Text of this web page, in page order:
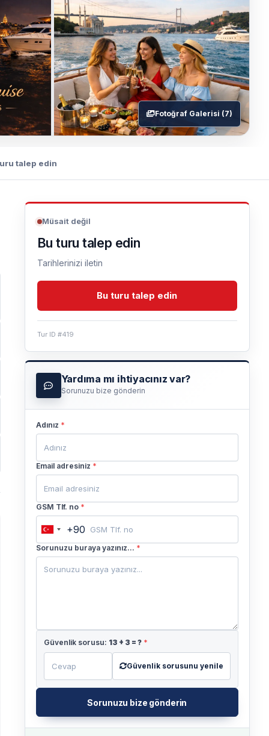
Fotoğraf Galerisi (7)
talep edin
Müsait değil
Bu turu talep edin
Tarihlerinizi iletin
Bu turu talep edin
Tur ID #419
Yardıma mı ihtiyacınız var?
Sorunuzu bize gönderin
Adınız *
Email adresiniz *
GSM Tlf. no *
Turkey
+90
+90
Sorunuzu buraya yazınız... *
Güvenlik sorusu: 13 + 3 = ? *
Güvenlik sorusunu yenile
Sorunuzu bize gönderin